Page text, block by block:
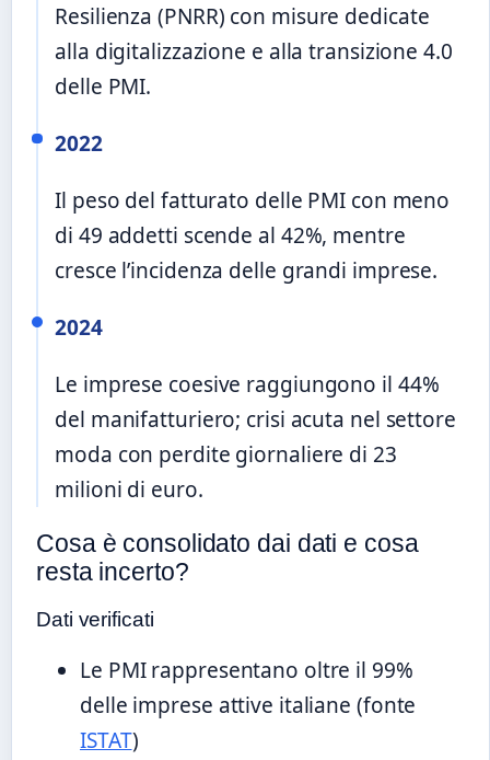
Resilienza (PNRR) con misure dedicate
alla digitalizzazione e alla transizione 4.0
delle PMI.
2022
Il peso del fatturato delle PMI con meno
di 49 addetti scende al 42%, mentre
cresce l’incidenza delle grandi imprese.
2024
Le imprese coesive raggiungono il 44%
del manifatturiero; crisi acuta nel settore
moda con perdite giornaliere di 23
milioni di euro.
Cosa è consolidato dai dati e cosa
resta incerto?
Dati verificati
Le PMI rappresentano oltre il 99%
delle imprese attive italiane (fonte
ISTAT)